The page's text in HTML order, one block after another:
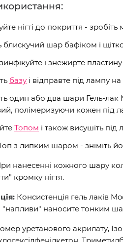
нігті до покриття -
блискучий шар бафіком і
і знежирте
базу і відправте під лампу на
один або два шари Гель-
полімеризуючи кожен під
Топом і також висушіть
з липким шаром - зніміть
нанесенні кожного шару
кромку нігтя.
Консистенція гель лаків
"напливи" наносите тонким
уретанового акрилату,